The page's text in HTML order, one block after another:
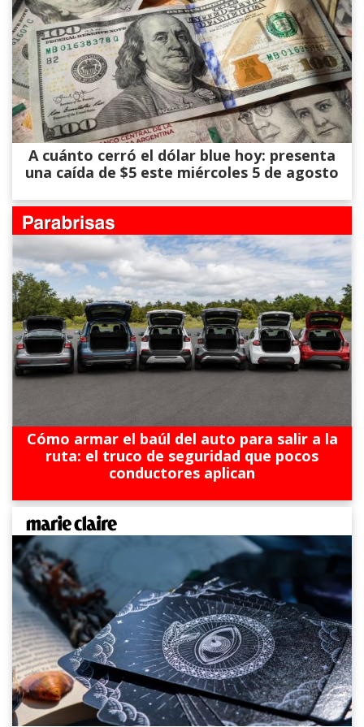
A cuánto cerró el dólar blue hoy: presenta
una caída de $5 este miércoles 5 de agosto
Cómo armar el baúl del auto para salir a la
ruta: el truco de seguridad que pocos
conductores aplican